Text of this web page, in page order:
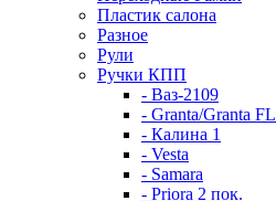
Пластик салона
Разное
Рули
Ручки КПП
- Ваз-2109
- Granta/Granta FL
- Калина 1
- Vesta
- Samara
- Priora 2 пок.